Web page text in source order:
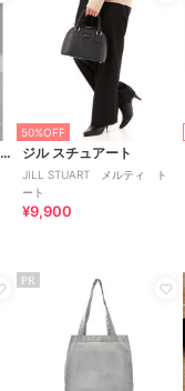
ジル バイ ジル スチュアート
50%OFF
ジル スチュアート
JILL STUART メルティ ト
ート
¥9,900
PR